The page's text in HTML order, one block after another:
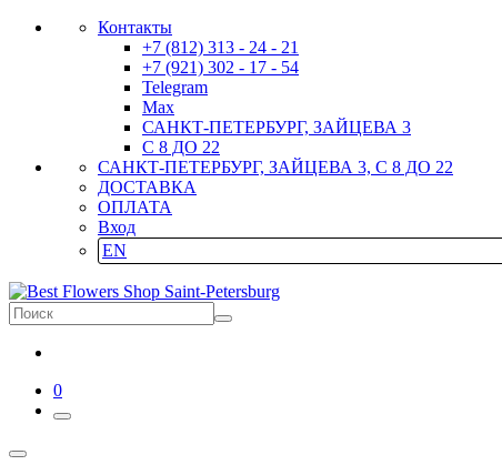
Контакты
+7 (812) 313 - 24 - 21
+7 (921) 302 - 17 - 54
Telegram
Max
САНКТ-ПЕТЕРБУРГ, ЗАЙЦЕВА 3
С 8 ДО 22
САНКТ-ПЕТЕРБУРГ, ЗАЙЦЕВА 3, С 8 ДО 22
ДОСТАВКА
ОПЛАТА
Вход
EN
0